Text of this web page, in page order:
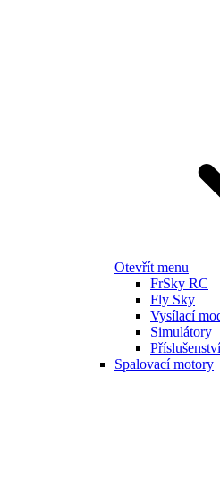
Otevřít menu
FrSky RC
Fly Sky
Vysílací
Simulátory
Příslušenství
Spalovací motory